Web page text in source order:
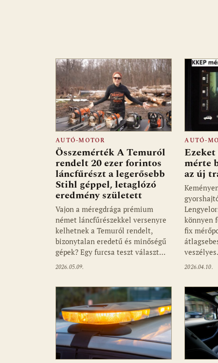
AUTÓ-MOTOR
Összemérték A Temuról
rendelt 20 ezer forintos
láncfűrészt a legerősebb
Stihl géppel, letaglózó
eredmény született
Vajon a méregdrága prémium
német láncfűrészekkel versenyre
kelhetnek a Temuról rendelt,
bizonytalan eredetű és minőségű
gépek? Egy furcsa teszt választ…
2026.05.09.
AUTÓ-
mérte
az új
könnyen
fix
2026.04.10.